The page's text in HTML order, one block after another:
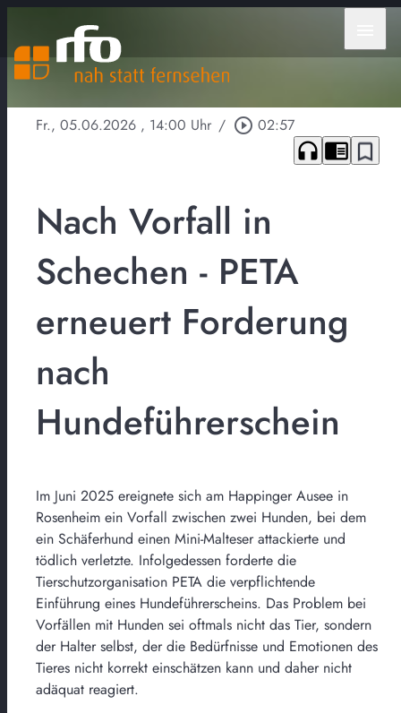
Fr., 05.06.2026 , 14:00 Uhr / play_circle_outline 02:57
headphones chrome_reader_mode bookmark_border
Nach Vorfall in
Schechen - PETA
erneuert Forderung
nach
Hundeführerschein
Im Juni 2025 ereignete sich am Happinger Ausee in
Rosenheim ein Vorfall zwischen zwei Hunden, bei dem
ein Schäferhund einen Mini-Malteser attackierte und
tödlich verletzte. Infolgedessen forderte die
Tierschutzorganisation PETA die verpflichtende
Einführung eines Hundeführerscheins. Das Problem bei
Vorfällen mit Hunden sei oftmals nicht das Tier, sondern
der Halter selbst, der die Bedürfnisse und Emotionen des
Tieres nicht korrekt einschätzen kann und daher nicht
adäquat reagiert.